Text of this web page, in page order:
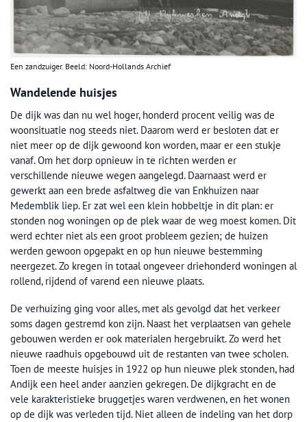
Een zandzuiger. Beeld: Noord-Hollands Archief
Wandelende huisjes
De dijk was dan nu wel hoger, honderd procent veilig was de
woonsituatie nog steeds niet. Daarom werd er besloten dat er
niet meer op de dijk gewoond kon worden, maar er een stukje
vanaf. Om het dorp opnieuw in te richten werden er
verschillende nieuwe wegen aangelegd. Daarnaast werd er
gewerkt aan een brede asfaltweg die van Enkhuizen naar
Medemblik liep. Er zat wel een klein hobbeltje in dit plan: er
stonden nog woningen op de plek waar de weg moest komen. Dit
werd echter niet als een groot probleem gezien; de huizen
werden gewoon opgepakt en op hun nieuwe bestemming
neergezet. Zo kregen in totaal ongeveer driehonderd woningen al
rollend, rijdend of varend een nieuwe plaats.
De verhuizing ging voor alles, met als gevolgd dat het verkeer
soms dagen gestremd kon zijn. Naast het verplaatsen van gehele
gebouwen werden er ook materialen hergebruikt. Zo werd het
nieuwe raadhuis opgebouwd uit de restanten van twee scholen.
Toen de meeste huisjes in 1922 op hun nieuwe plek stonden, had
Andijk een heel ander aanzien gekregen. De dijkgracht en de
vele karakteristieke bruggetjes waren verdwenen, en het wonen
op de dijk was verleden tijd. Niet alleen de indeling van het dorp